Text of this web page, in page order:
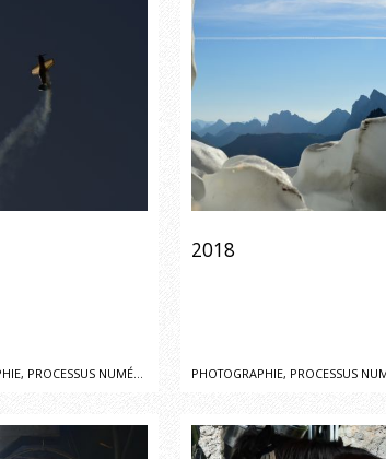
PHOTOGRAPHIE, PROCESSUS NUMÉRIQUE
2018